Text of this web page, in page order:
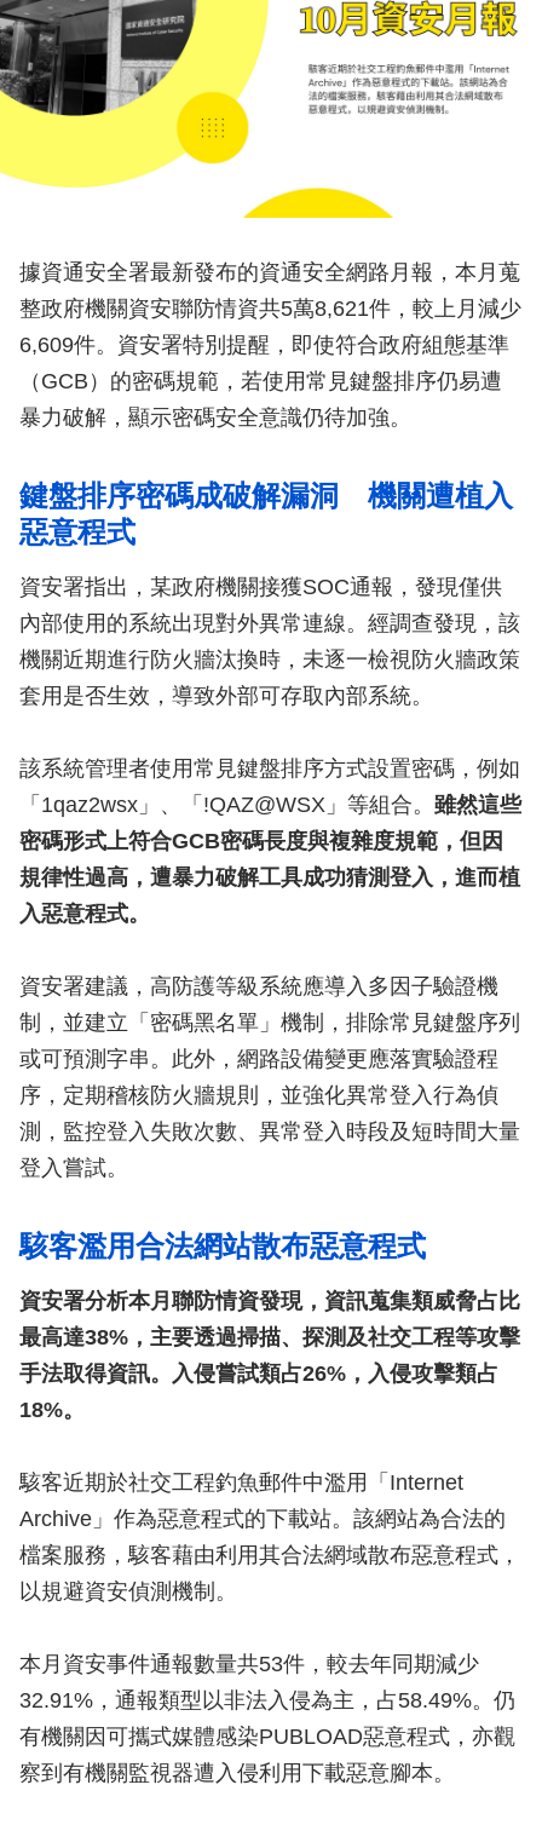
據資通安全署最新發布的資通安全網路月報，本月蒐
整政府機關資安聯防情資共5萬8,621件，較上月減少
6,609件。資安署特別提醒，即使符合政府組態基準
（GCB）的密碼規範，若使用常見鍵盤排序仍易遭
暴力破解，顯示密碼安全意識仍待加強。
鍵盤排序密碼成破解漏洞 機關遭植入
惡意程式
資安署指出，某政府機關接獲SOC通報，發現僅供
內部使用的系統出現對外異常連線。經調查發現，該
機關近期進行防火牆汰換時，未逐一檢視防火牆政策
套用是否生效，導致外部可存取內部系統。
該系統管理者使用常見鍵盤排序方式設置密碼，例如
「1qaz2wsx」、「!QAZ@WSX」等組合。 雖然這些
密碼形式上符合GCB密碼長度與複雜度規範，但因
規律性過高，遭暴力破解工具成功猜測登入，進而植
入惡意程式。
資安署建議，高防護等級系統應導入多因子驗證機
制，並建立「密碼黑名單」機制，排除常見鍵盤序列
或可預測字串。此外，網路設備變更應落實驗證程
序，定期稽核防火牆規則，並強化異常登入行為偵
測，監控登入失敗次數、異常登入時段及短時間大量
登入嘗試。
駭客濫用合法網站散布惡意程式
資安署分析本月聯防情資發現，資訊蒐集類威脅占比
最高達38%，主要透過掃描、探測及社交工程等攻擊
手法取得資訊。入侵嘗試類占26%，入侵攻擊類占
18%。
駭客近期於社交工程釣魚郵件中濫用「Internet
Archive」作為惡意程式的下載站。該網站為合法的
檔案服務，駭客藉由利用其合法網域散布惡意程式，
以規避資安偵測機制。
本月資安事件通報數量共53件，較去年同期減少
32.91%，通報類型以非法入侵為主，占58.49%。仍
有機關因可攜式媒體感染PUBLOAD惡意程式，亦觀
察到有機關監視器遭入侵利用下載惡意腳本。